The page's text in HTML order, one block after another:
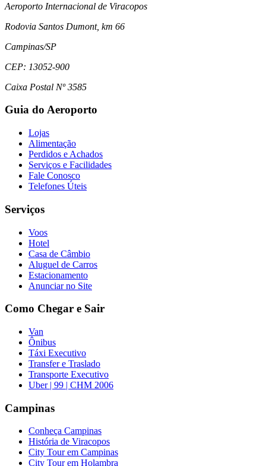
Aeroporto Internacional de Viracopos
Rodovia Santos Dumont, km 66
Campinas/SP
CEP: 13052-900
Caixa Postal Nº 3585
Guia do Aeroporto
Lojas
Alimentação
Perdidos e Achados
Serviços e Facilidades
Fale Conosco
Telefones Úteis
Serviços
Voos
Hotel
Casa de Câmbio
Aluguel de Carros
Estacionamento
Anunciar no Site
Como Chegar e Sair
Van
Ônibus
Táxi Executivo
Transfer e Traslado
Transporte Executivo
Uber | 99 | CHM 2006
Campinas
Conheça Campinas
História de Viracopos
City Tour em Campinas
City Tour em Holambra